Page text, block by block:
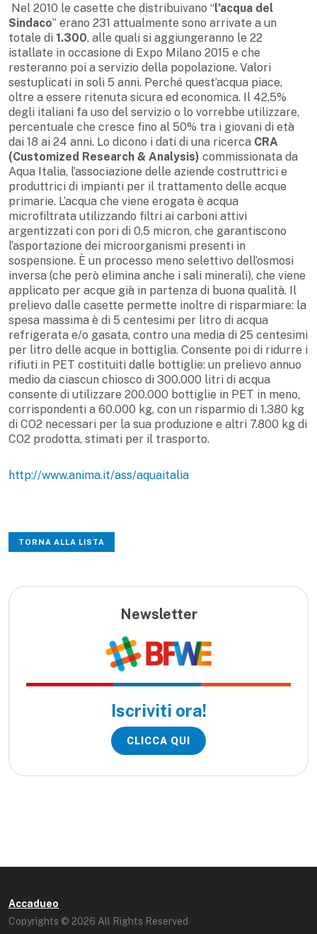
Nel 2010 le casette che distribuivano “l’acqua del
Sindaco” erano 231 attualmente sono arrivate a un
totale di 1.300, alle quali si aggiungeranno le 22
istallate in occasione di Expo Milano 2015 e che
resteranno poi a servizio della popolazione. Valori
sestuplicati in soli 5 anni. Perché quest’acqua piace,
oltre a essere ritenuta sicura ed economica. Il 42,5%
degli italiani fa uso del servizio o lo vorrebbe utilizzare,
percentuale che cresce fino al 50% tra i giovani di età
dai 18 ai 24 anni. Lo dicono i dati di una ricerca CRA
(Customized Research & Analysis) commissionata da
Aqua Italia, l’associazione delle aziende costruttrici e
produttrici di impianti per il trattamento delle acque
primarie. L’acqua che viene erogata è acqua
microfiltrata utilizzando filtri ai carboni attivi
argentizzati con pori di 0,5 micron, che garantiscono
l’asportazione dei microorganismi presenti in
sospensione. È un processo meno selettivo dell’osmosi
inversa (che però elimina anche i sali minerali), che viene
applicato per acque già in partenza di buona qualità. Il
prelievo dalle casette permette inoltre di risparmiare: la
spesa massima è di 5 centesimi per litro di acqua
refrigerata e/o gasata, contro una media di 25 centesimi
per litro delle acque in bottiglia. Consente poi di ridurre i
rifiuti in PET costituiti dalle bottiglie: un prelievo annuo
medio da ciascun chiosco di 300.000 litri di acqua
consente di utilizzare 200.000 bottiglie in PET in meno,
corrispondenti a 60.000 kg, con un risparmio di 1.380 kg
di CO2 necessari per la sua produzione e altri 7.800 kg di
CO2 prodotta, stimati per il trasporto.
http://www.anima.it/ass/aquaitalia
TORNA ALLA LISTA
Newsletter
Iscriviti ora!
CLICCA QUI
Accadueo
Copyrights © 2026 All Rights Reserved